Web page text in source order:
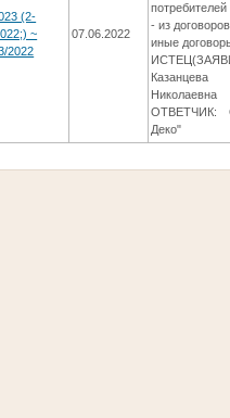
(2-
~
2022
07.06.2022
- из
иные
Николаевна
ОТВЕТЧИК:
Деко"